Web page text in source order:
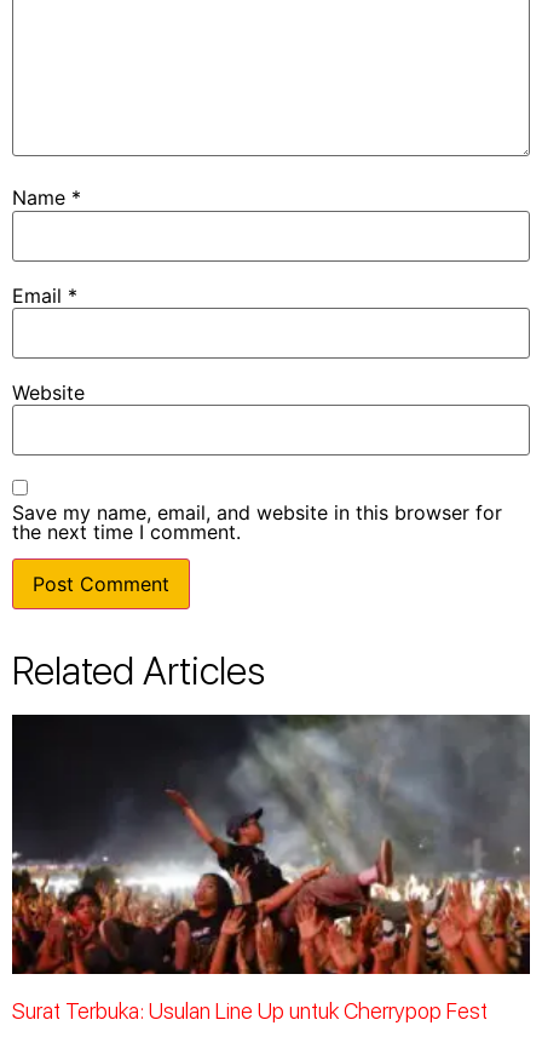
Name *
Email *
Website
Save my name, email, and website in this browser for
the next time I comment.
Related Articles
Surat Terbuka: Usulan Line Up untuk Cherrypop Fest